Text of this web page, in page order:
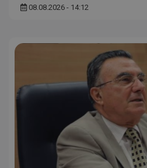
08.08.2026 - 14:12
Ο ιστότοπος δεν μπορεί να